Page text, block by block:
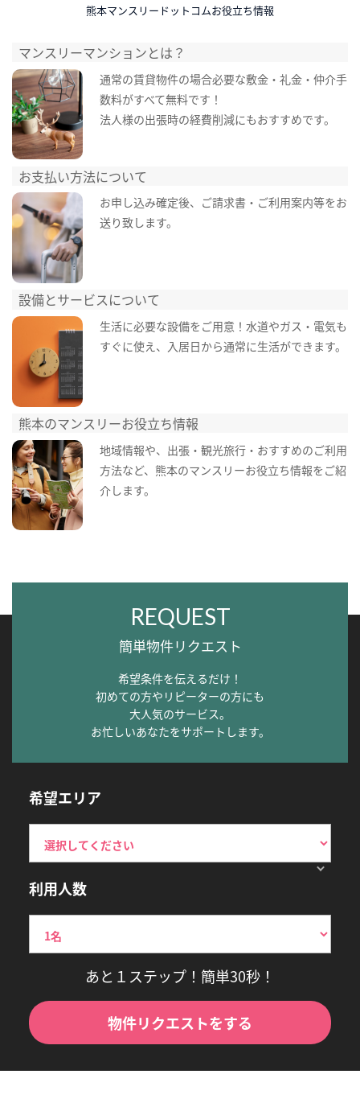
熊本マンスリードットコムお役立ち情報
マンスリーマンションとは？
通常の賃貸物件の場合必要な敷金・礼金・仲介手
数料がすべて無料です！
法人様の出張時の経費削減にもおすすめです。
お支払い方法について
お申し込み確定後、ご請求書・ご利用案内等をお
送り致します。
設備とサービスについて
生活に必要な設備をご用意！水道やガス・電気も
すぐに使え、入居日から通常に生活ができます。
熊本のマンスリーお役立ち情報
地域情報や、出張・観光旅行・おすすめのご利用
方法など、熊本のマンスリーお役立ち情報をご紹
介します。
REQUEST
簡単物件リクエスト
希望条件を伝えるだけ！
初めての方やリピーターの方にも
大人気のサービス。
お忙しいあなたをサポートします。
希望エリア
利用人数
あと１ステップ！簡単30秒！
物件リクエストをする